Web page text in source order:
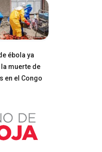
ébola ya
muerte de
en el Congo